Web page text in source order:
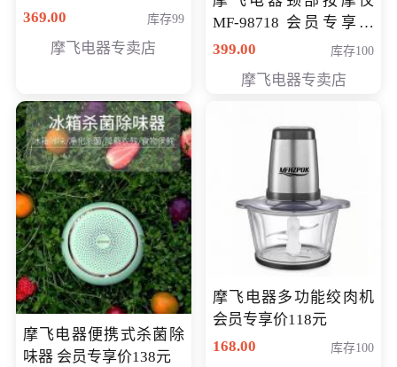
价286元
369.00 库存99
摩飞电器专卖店
MF-98718 会员专享价
299元
399.00 库存100
摩飞电器专卖店
摩飞电器便携式杀菌除
味器 会员专享价138元
摩飞电器多功能绞肉机
会员专享价118元
168.00
库存100